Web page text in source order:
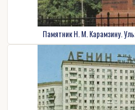
Памятник Н. М. Карамзину.